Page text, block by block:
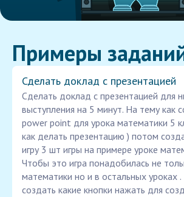
Примеры
Сделать доклад с презентацией
Сделать доклад с презентацией для
выступления на 5 минут. На тему как
power point для урока математики 5
как делать презентацию ) потом
игру 3 шт игры на примере уроке
Чтобы это игра понадобилась не
математики но и в остальных уроках .
создать какие кнопки нажать для